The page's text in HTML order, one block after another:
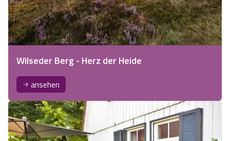
Wilseder Berg - Herz der Heide
ansehen